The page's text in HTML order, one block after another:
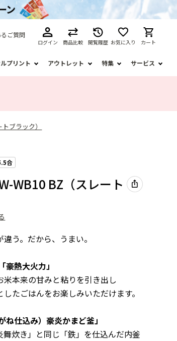
ご質問
ログイン 商品比較 閲覧履歴 お気に入り カート
プリント アウトレット 特集 サービス
ブラック）
合
WB10 BZ（スレート
う。だから、うまい。
熱大火力」
本来の甘みと粘りを引き出し
たごはんをお楽しみいただけます。
仕込み）豪炎かまど釜」
炊き」と同じ「鉄」を仕込んだ内釜